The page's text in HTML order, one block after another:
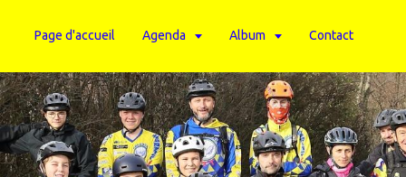
Page d'accueil Agenda Album Contact